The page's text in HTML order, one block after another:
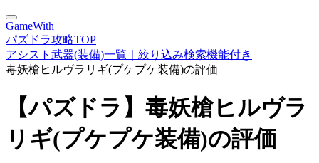
GameWith
パズドラ攻略TOP
アシスト武器(装備)一覧｜絞り込み検索機能付き
毒妖槍ヒルヴラリギ(プケプケ装備)の評価
【パズドラ】毒妖槍ヒルヴラ
リギ(プケプケ装備)の評価